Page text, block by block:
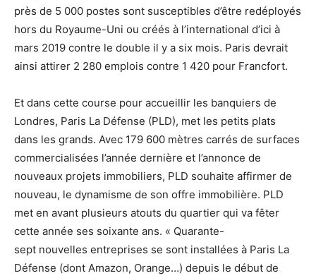
près de 5 000 postes sont susceptibles d’être redéployés
hors du Royaume-Uni ou créés à l’international d’ici à
mars 2019 contre le double il y a six mois. Paris devrait
ainsi attirer 2 280 emplois contre 1 420 pour Francfort.
Et dans cette course pour accueillir les banquiers de
Londres, Paris La Défense (PLD), met les petits plats
dans les grands. Avec 179 600 mètres carrés de surfaces
commercialisées l’année dernière et l’annonce de
nouveaux projets immobiliers, PLD souhaite affirmer de
nouveau, le dynamisme de son offre immobilière. PLD
met en avant plusieurs atouts du quartier qui va fêter
cette année ses soixante ans. « Quarante-
sept nouvelles entreprises se sont installées à Paris La
Défense (dont Amazon, Orange…) depuis le début de